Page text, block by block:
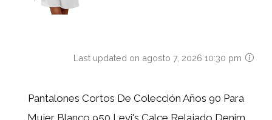
Last updated on agosto 7, 2026 10:30 pm
Pantalones Cortos De Colección Años 90 Para
Mujer Blanco 950 Levi's Calce Relajado Denim